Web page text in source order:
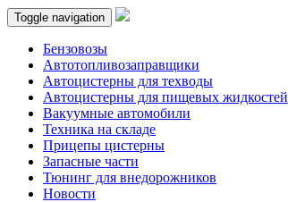
Toggle navigation
Бензовозы
Автотопливозаправщики
Автоцистерны для техводы
Автоцистерны для пищевых жидкостей
Вакуумные автомобили
Техника на складе
Прицепы цистерны
Запасные части
Тюнинг для внедорожников
Новости